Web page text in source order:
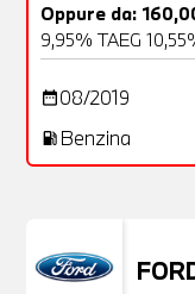
Oppure da:
9,95% TAEG
date_range08/2019
local_gas_station Benzina